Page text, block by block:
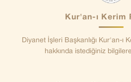
Kur'an-ı Kerim
Diyanet İşleri Başkanlığı Kur'an-ı
hakkında istediğiniz